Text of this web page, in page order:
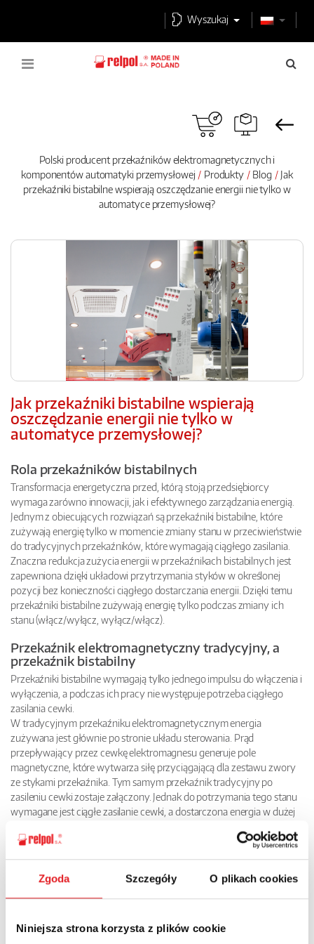
Zgoda Szczegóły O plikach cookies
Niniejsza strona korzysta z plików cookie
Wyszukaj
Polski producent przekaźników elektromagnetycznych i
komponentów automatyki przemysłowej
Produkty Blog
Jak
przekaźniki bistabilne wspierają oszczędzanie energii nie tylko w
automatyce przemysłowej?
Jak przekaźniki bistabilne wspierają
oszczędzanie energii nie tylko w
automatyce przemysłowej?
Rola przekaźników bistabilnych
Transformacja energetyczna przed, którą stoją przedsiębiorcy
wymaga zarówno innowacji, jak i efektywnego zarządzania energią.
Jednym z obiecujących rozwiązań są przekaźniki bistabilne, które
zużywają energię tylko w momencie zmiany stanu w przeciwieństwie
do tradycyjnych przekaźników, które wymagają ciągłego zasilania.
Znaczna redukcja zużycia energii w przekaźnikach bistabilnych jest
zapewniona dzięki układowi przytrzymania styków w określonej
pozycji bez konieczności ciągłego dostarczania energii. Dzięki temu
przekaźniki bistabilne zużywają energię tylko podczas zmiany ich
stanu (włącz/wyłącz, wyłącz/włącz).
Przekaźnik elektromagnetyczny tradycyjny, a
przekaźnik bistabilny
Przekaźniki bistabilne wymagają tylko jednego impulsu do włączenia i
wyłączenia, a podczas ich pracy nie występuje potrzeba ciągłego
zasilania cewki.
W tradycyjnym przekaźniku elektromagnetycznym energia
zużywana jest głównie po stronie układu sterowania. Prąd
przepływający przez cewkę elektromagnesu generuje pole
magnetyczne, które wytwarza siłę przyciągającą dla zestawu zwory
ze stykami przekaźnika. Tym samym przekaźnik tradycyjny po
zasileniu cewki zostaje załączony. Jednak do potrzymania tego stanu
wymagane jest ciągłe zasilanie cewki, a dostarczona energia w dużej
Nie jest to konieczne w przypadku przekaźnika bistabilnego,
w przypadku zastosowania przekaźnika tradycyjnego.
Nowa seria przekaźników bistabilnych R2B, R3B, R4B powstała na